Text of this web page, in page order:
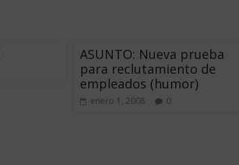
ASUNTO: Nueva prueba
para reclutamiento de
empleados (humor)
enero 1, 2008 0